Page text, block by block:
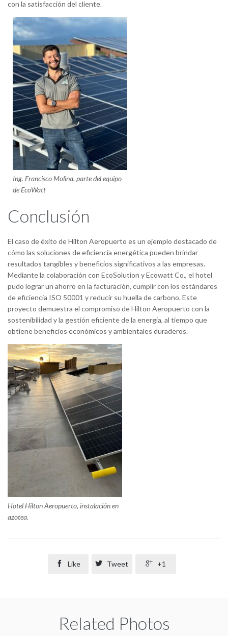
con la satisfacción del cliente.
Ing. Francisco Molina, parte del equipo
de EcoWatt
Conclusión
El caso de éxito de Hilton Aeropuerto es un ejemplo destacado de
cómo las soluciones de eficiencia energética pueden brindar
resultados tangibles y beneficios significativos a las empresas.
Mediante la colaboración con EcoSolution y Ecowatt Co., el hotel
pudo lograr un ahorro en la facturación, cumplir con los estándares
de eficiencia ISO 50001 y reducir su huella de carbono. Este
proyecto demuestra el compromiso de Hilton Aeropuerto con la
sostenibilidad y la gestión eficiente de la energía, al tiempo que
obtiene beneficios económicos y ambientales duraderos.
Hotel Hilton Aeropuerto, instalación en
azotea.
 Like  Tweet  +1
Related Photos